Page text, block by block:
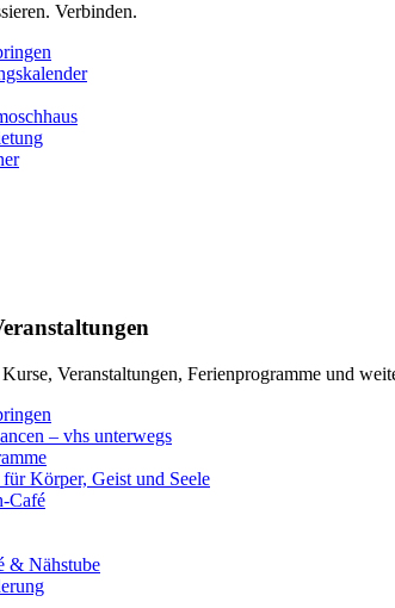
Verbinden.
Veranstaltungen, Ferienprogramme und
– vhs unterwegs
Körper, Geist und Seele
Café
& Nähstube